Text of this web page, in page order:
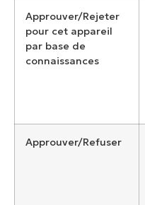
Approuver/Rejeter
pour cet appareil
par base de
connaissances
Approuver/Refuser